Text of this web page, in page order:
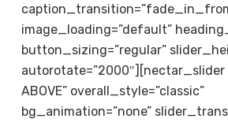
image_loading=”default”
button_sizing=”regular”
autorotate=”2000″][nectar_slider
ABOVE” overall_style=”classic”
bg_animation=”none”